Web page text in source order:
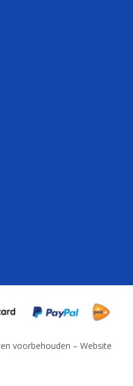
voorbehouden – Website